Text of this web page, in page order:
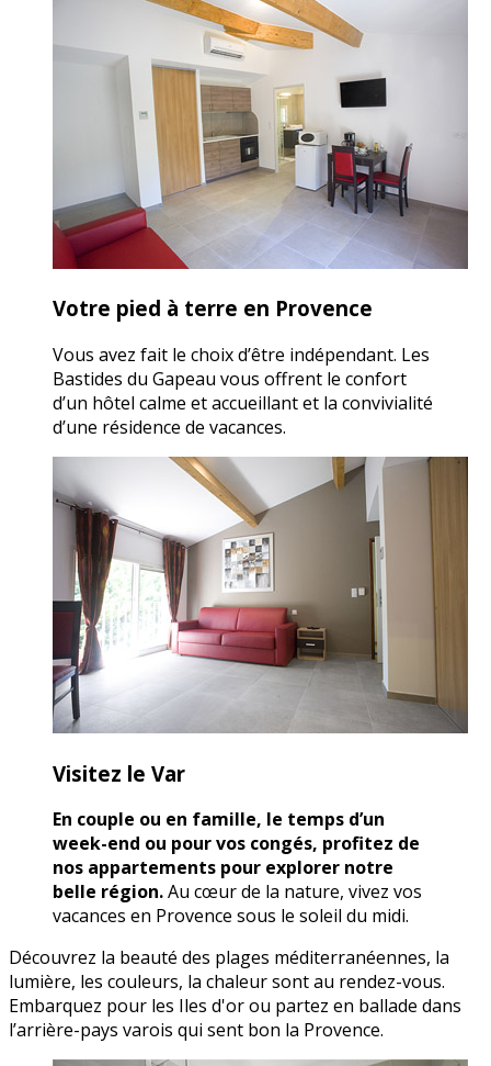
Votre pied à terre en Provence
Vous avez fait le choix d’être indépendant. Les
Bastides du Gapeau vous offrent le confort
d’un hôtel calme et accueillant et la convivialité
d’une résidence de vacances.
Visitez le Var
En couple ou en famille, le temps d’un
week-end ou pour vos congés, profitez de
nos appartements pour explorer notre
belle région.Au cœur de la nature, vivez vos
vacances en Provence sous le soleil du midi.
Découvrez la beauté des plages méditerranéennes, la
lumière, les couleurs, la chaleur sont au rendez-vous.
Embarquez pour les Iles d'or ou partez en ballade dans
l’arrière-pays varois qui sent bon la Provence.